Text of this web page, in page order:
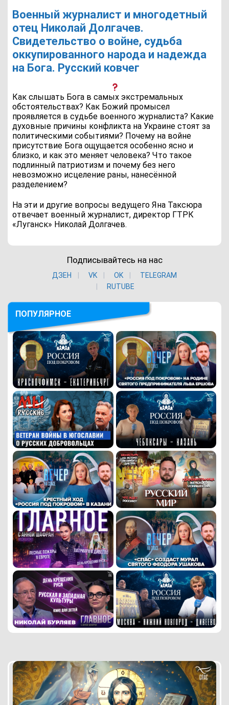
Военный журналист и многодетный
отец Николай Долгачев.
Свидетельство о войне, судьба
оккупированного народа и надежда
на Бога. Русский ковчег
Как слышать Бога в самых экстремальных
обстоятельствах? Как Божий промысел
проявляется в судьбе военного журналиста? Какие
духовные причины конфликта на Украине стоят за
политическими событиями? Почему на войне
присутствие Бога ощущается особенно ясно и
близко, и как это меняет человека? Что такое
подлинный патриотизм и почему без него
невозможно исцеление раны, нанесённой
разделением?
На эти и другие вопросы ведущего Яна Таксюра
отвечает военный журналист, директор ГТРК
«Луганск» Николай Долгачев.
Подписывайтесь на нас
ДЗЕН VK ОK
TELEGRAM
RUTUBE
ПОПУЛЯРНОЕ